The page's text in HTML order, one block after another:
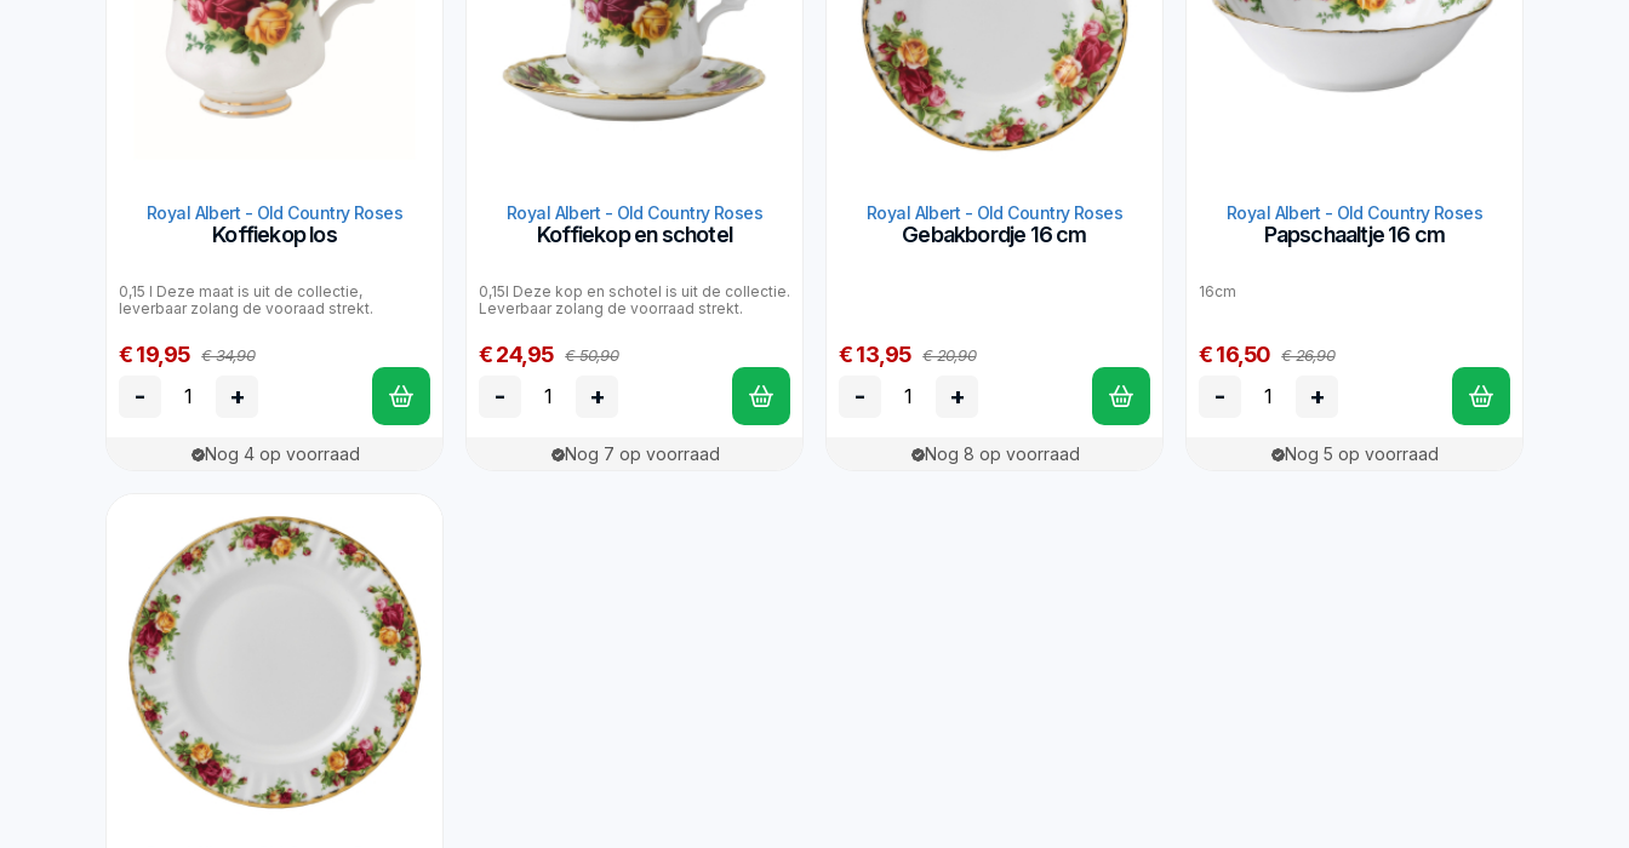
Royal Albert - Old Country Roses
Koffiekop los
0,15 l Deze maat is uit de collectie,
leverbaar zolang de vooraad strekt.
€ 19,95 € 34,90
- +
Nog 4 op voorraad
Royal Albert - Old Country Roses
Koffiekop en schotel
0,15l Deze kop en schotel is uit de collectie.
Leverbaar zolang de voorraad strekt.
€ 24,95 € 50,90
- +
Nog 7 op voorraad
Royal Albert - Old Country Roses
Gebakbordje 16 cm
€ 13,95 € 20,90
- +
Nog 8 op voorraad
Royal Albert - Old Country Roses
Papschaaltje 16 cm
16cm
€ 16,50 € 26,90
- +
Nog 5 op voorraad